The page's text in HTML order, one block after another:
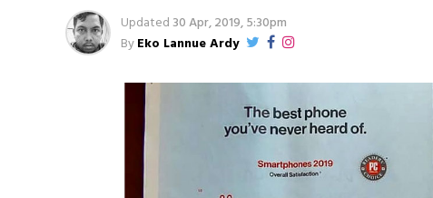
Updated 30 Apr, 2019, 5:30pm
ByEko Lannue Ardy